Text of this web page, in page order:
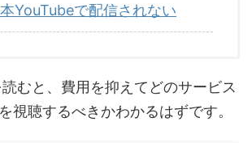
YouTubeで配信されない
むと、費用を抑えてどのサービス
視聴するべきかわかるはずです。